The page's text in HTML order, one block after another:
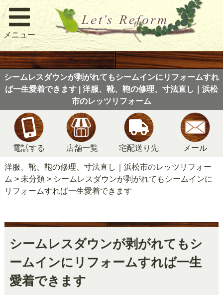
メニュー
シームレスダウンが剥がれてもシームインにリフォームすれ
ば一生愛着できます | 洋服、靴、鞄の修理、寸法直し｜浜松
市のレッツリフォーム
電話する 店舗一覧 宅配送り先 メール
洋服、靴、鞄の修理、寸法直し｜浜松市のレッツリフォー
ム > 未分類> シームレスダウンが剥がれてもシームインに
リフォームすれば一生愛着できます
シームレスダウンが剥がれてもシ
ームインにリフォームすれば一生
愛着できます